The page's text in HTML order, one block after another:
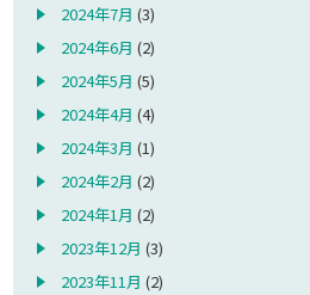
2024年7月 (3)
2024年6月 (2)
2024年5月 (5)
2024年4月 (4)
2024年3月 (1)
2024年2月 (2)
2024年1月 (2)
2023年12月 (3)
2023年11月 (2)